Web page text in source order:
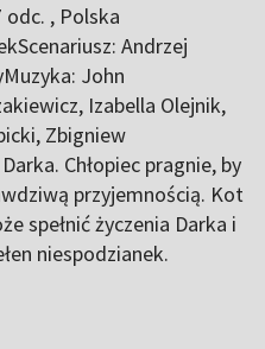
odc. , Polska
Andrzej
John
Izabella Olejnik,
Zbigniew
Chłopiec pragnie, by
przyjemnością. Kot
spełnić życzenia Darka i
niespodzianek.